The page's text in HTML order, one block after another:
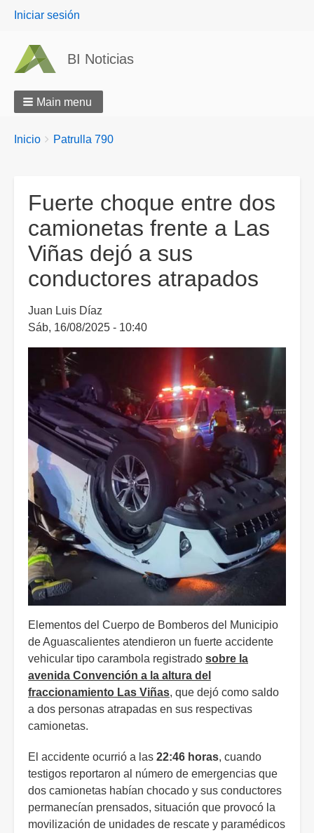
User
Iniciar sesión
BI Noticias
Main menu
Breadcrumbs
You
Inicio Patrulla 790
Fuerte choque entre dos
camionetas frente a Las
Viñas dejó a sus
conductores atrapados
Juan Luis Díaz
Sáb, 16/08/2025 - 10:40
Elementos del Cuerpo de Bomberos del Municipio
de Aguascalientes atendieron un fuerte accidente
vehicular tipo carambola registrado sobre la
avenida Convención a la altura del
fraccionamiento Las Viñas, que dejó como saldo
a dos personas atrapadas en sus respectivas
camionetas.
El accidente ocurrió a las 22:46 horas, cuando
testigos reportaron al número de emergencias que
dos camionetas habían chocado y sus conductores
permanecían prensados, situación que provocó la
movilización de unidades de rescate y paramédicos